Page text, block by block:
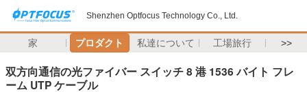
Shenzhen Optfocus Technology Co., Ltd.
家 プロダクト 私達について 工場旅行 >>
双方向通信の光ファイバー スイッチ 8 港 1536 バイト フレ
ーム UTP ケーブル